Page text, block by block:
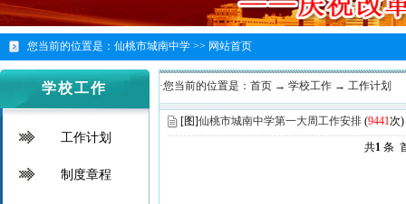
您当前的位置是： 仙桃市城南中学 >> 网站首页
学校工作
工作计划
制度章程
·您当前的位置是： 首页 → 学校工作 → 工作计划
[图]仙桃市城南中学第一大周工作安排 (9441次)
共1 条